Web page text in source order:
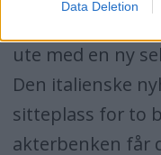
Data Deletion
ute med en ny
Den italienske
sitteplass for to
akterbenken får